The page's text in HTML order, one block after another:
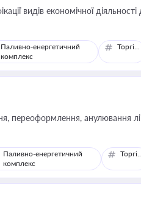
видів економічної
Паливно-енергетичний
комплекс
Торгівля
переоформлення, анулювання
Паливно-енергетичний
комплекс